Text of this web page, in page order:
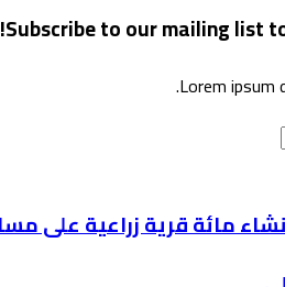
Subscribe to our mailing list
Lorem
زراعية على مساحة 50 الف فدان في